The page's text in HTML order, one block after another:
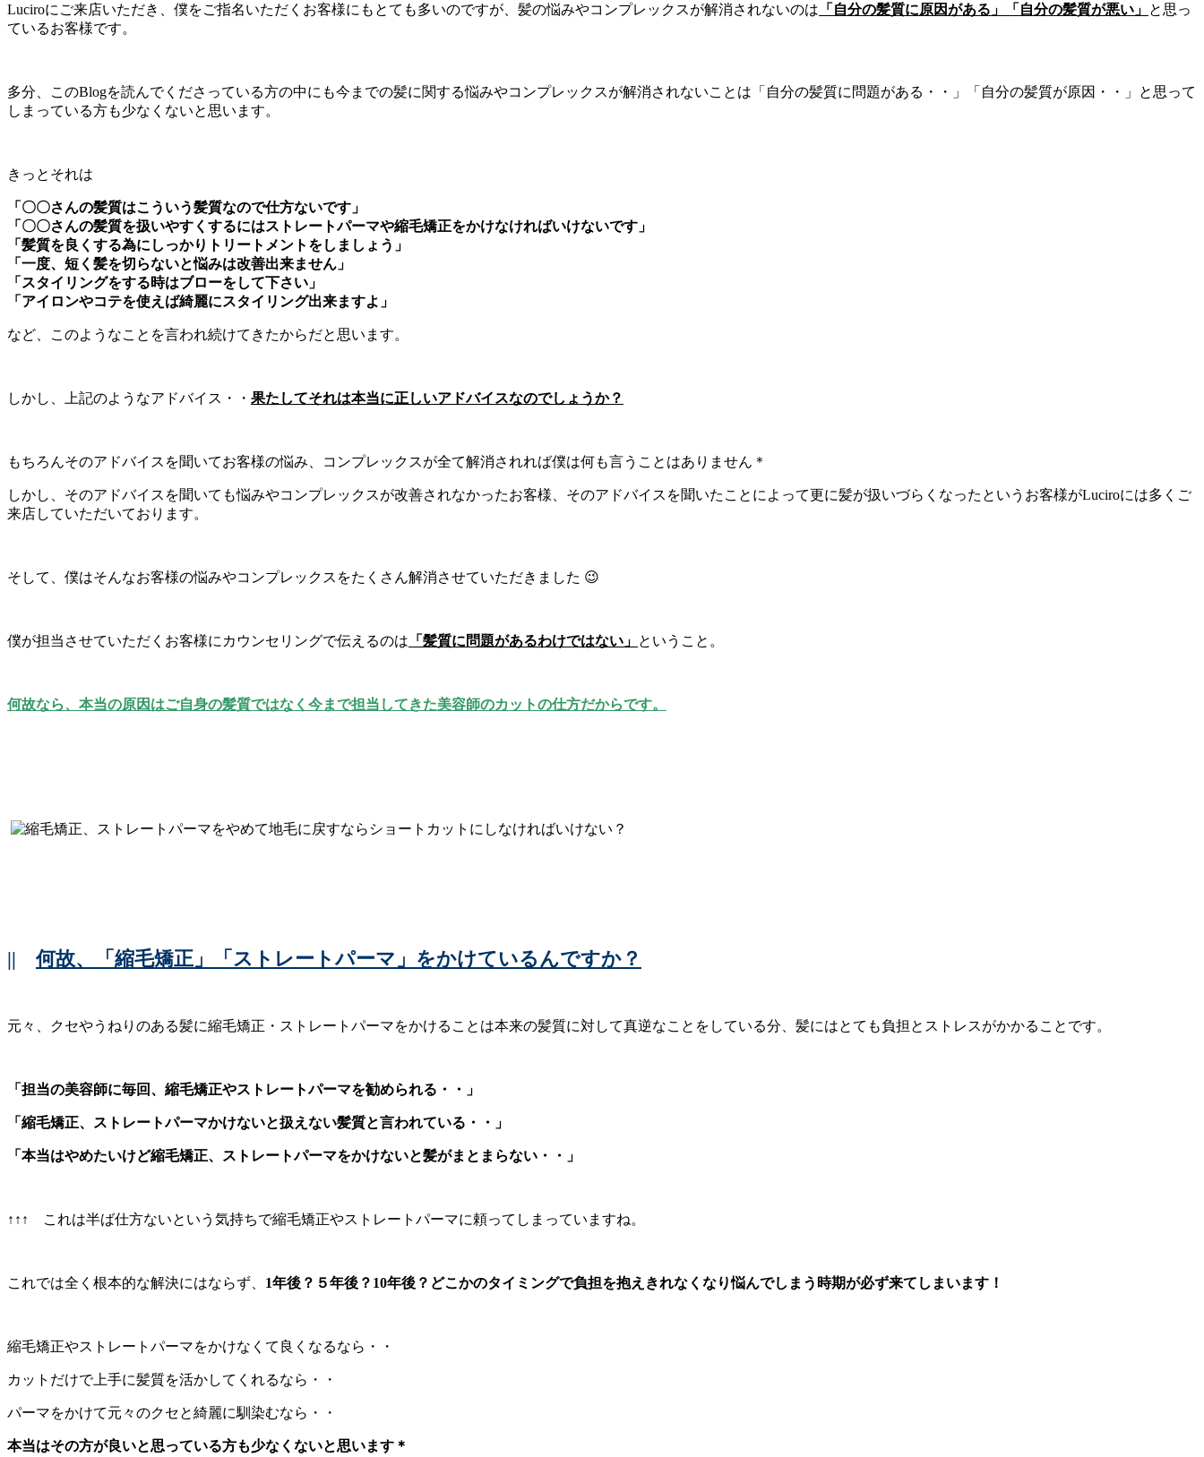
Luciroにご来店いただき、僕をご指名いただくお客様にもとても多いのですが、髪の悩みやコンプレックスが解消されないのは 「自分の髪質に原因がある」「自分の髪質が悪い」 と思っ
ているお客様です。
多分、このBlogを読んでくださっている方の中にも今までの髪に関する悩みやコンプレックスが解消されないことは「自分の髪質に問題がある・・」「自分の髪質が原因・・」と思って
しまっている方も少なくないと思います。
きっとそれは
「〇〇さんの髪質はこういう髪質なので仕方ないです」
「〇〇さんの髪質を扱いやすくするにはストレートパーマや縮毛矯正をかけなければいけないです」
「髪質を良くする為にしっかりトリートメントをしましょう」
「一度、短く髪を切らないと悩みは改善出来ません」
「スタイリングをする時はブローをして下さい」
「アイロンやコテを使えば綺麗にスタイリング出来ますよ」
など、このようなことを言われ続けてきたからだと思います。
しかし、上記のようなアドバイス・・ 果たしてそれは本当に正しいアドバイスなのでしょうか？
もちろんそのアドバイスを聞いてお客様の悩み、コンプレックスが全て解消されれば僕は何も言うことはありません＊
しかし、そのアドバイスを聞いても悩みやコンプレックスが改善されなかったお客様、そのアドバイスを聞いたことによって更に髪が扱いづらくなったというお客様がLuciroには多くご
来店していただいております。
そして、僕はそんなお客様の悩みやコンプレックスをたくさん解消させていただきました 😉
僕が担当させていただくお客様にカウンセリングで伝えるのは 「髪質に問題があるわけではない」 ということ。
何故なら、本当の原因はご自身の髪質ではなく今まで担当してきた美容師のカットの仕方だからです。
||何故、「縮毛矯正」「ストレートパーマ」をかけているんですか？
元々、クセやうねりのある髪に縮毛矯正・ストレートパーマをかけることは本来の髪質に対して真逆なことをしている分、髪にはとても負担とストレスがかかることです。
「担当の美容師に毎回、縮毛矯正やストレートパーマを勧められる・・」
「縮毛矯正、ストレートパーマかけないと扱えない髪質と言われている・・」
「本当はやめたいけど縮毛矯正、ストレートパーマをかけないと髪がまとまらない・・」
↑↑↑ これは半ば仕方ないという気持ちで縮毛矯正やストレートパーマに頼ってしまっていますね。
これでは全く根本的な解決にはならず、 1年後？５年後？10年後？どこかのタイミングで負担を抱えきれなくなり悩んでしまう時期が必ず来てしまいます！
縮毛矯正やストレートパーマをかけなくて良くなるなら・・
カットだけで上手に髪質を活かしてくれるなら・・
パーマをかけて元々のクセと綺麗に馴染むなら・・
本当はその方が良いと思っている方も少なくないと思います＊